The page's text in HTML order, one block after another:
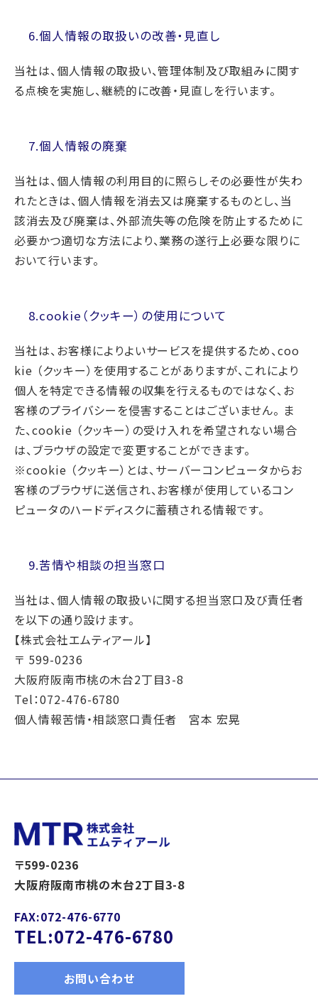
6.個人情報の取扱いの改善・見直し
当社は、個人情報の取扱い、管理体制及び取組みに関す
る点検を実施し、継続的に改善・見直しを行います。
7.個人情報の廃棄
当社は、個人情報の利用目的に照らしその必要性が失わ
れたときは、個人情報を消去又は廃棄するものとし、当
該消去及び廃棄は、外部流失等の危険を防止するために
必要かつ適切な方法により、業務の遂行上必要な限りに
おいて行います。
8.cookie（クッキー）の使用について
当社は、お客様によりよいサービスを提供するため、coo
kie （クッキー）を使用することがありますが、これにより
個人を特定できる情報の収集を行えるものではなく、お
客様のプライバシーを侵害することはございません。 ま
た、cookie （クッキー）の受け入れを希望されない場合
は、ブラウザの設定で変更することができます。
※cookie （クッキー）とは、サーバーコンピュータからお
客様のブラウザに送信され、お客様が使用しているコン
ピュータのハードディスクに蓄積される情報です。
9.苦情や相談の担当窓口
当社は、個人情報の取扱いに関する担当窓口及び責任者
を以下の通り設けます。
【株式会社エムティアール】
〒 599-0236
大阪府阪南市桃の木台2丁目3-8
Tel：072-476-6780
個人情報苦情・相談窓口責任者 宮本 宏晃
〒599-0236
大阪府阪南市桃の木台2丁目3-8
FAX:072-476-6770
TEL:072-476-6780
お問い合わせ